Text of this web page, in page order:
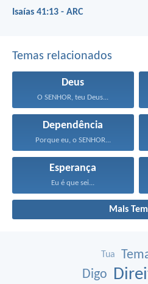
Isaías 41:13 - ARC
Temas relacionados
Deus
O SENHOR, teu Deus...
Dependência
Porque eu, o SENHOR...
Esperança
Eu é que sei...
Mais
Tua
Digo